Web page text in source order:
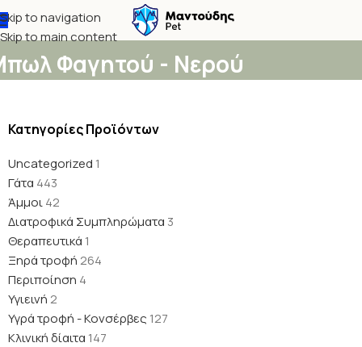
Skip to navigation
Skip to main content
Φαγητού - Νερού
Κατηγορίες Προϊόντων
Uncategorized 1
Γάτα 443
Άμμοι42
Διατροφικά Συμπληρώματα 3
Θεραπευτικά 1
Ξηρά τροφή 264
Περιποίηση 4
Υγιεινή 2
Υγρά τροφή - Κονσέρβες 127
Κλινική δίαιτα 147